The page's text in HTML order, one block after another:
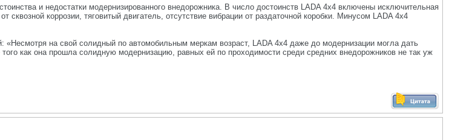
и недостатки модернизированного внедорожника. В число достоинств LADA 4x4 включены исключительная
сквозной коррозии, тяговитый двигатель, отсутствие вибрации от раздаточной коробки. Минусом LADA 4x4
на свой солидный по автомобильным меркам возраст, LADA 4x4 даже до модернизации могла дать
как она прошла солидную модернизацию, равных ей по проходимости среди средних внедорожников не так уж